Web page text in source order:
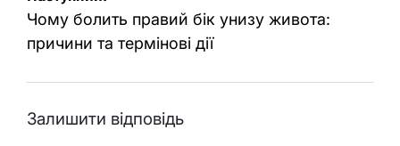
Чому болить правий бік унизу живота:
причини та термінові дії
Залишити відповідь